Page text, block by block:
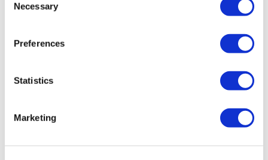
Selection
Necessary
Preferences
Statistics
Marketing
Términos y Condiciones
Agregue Su Clínica